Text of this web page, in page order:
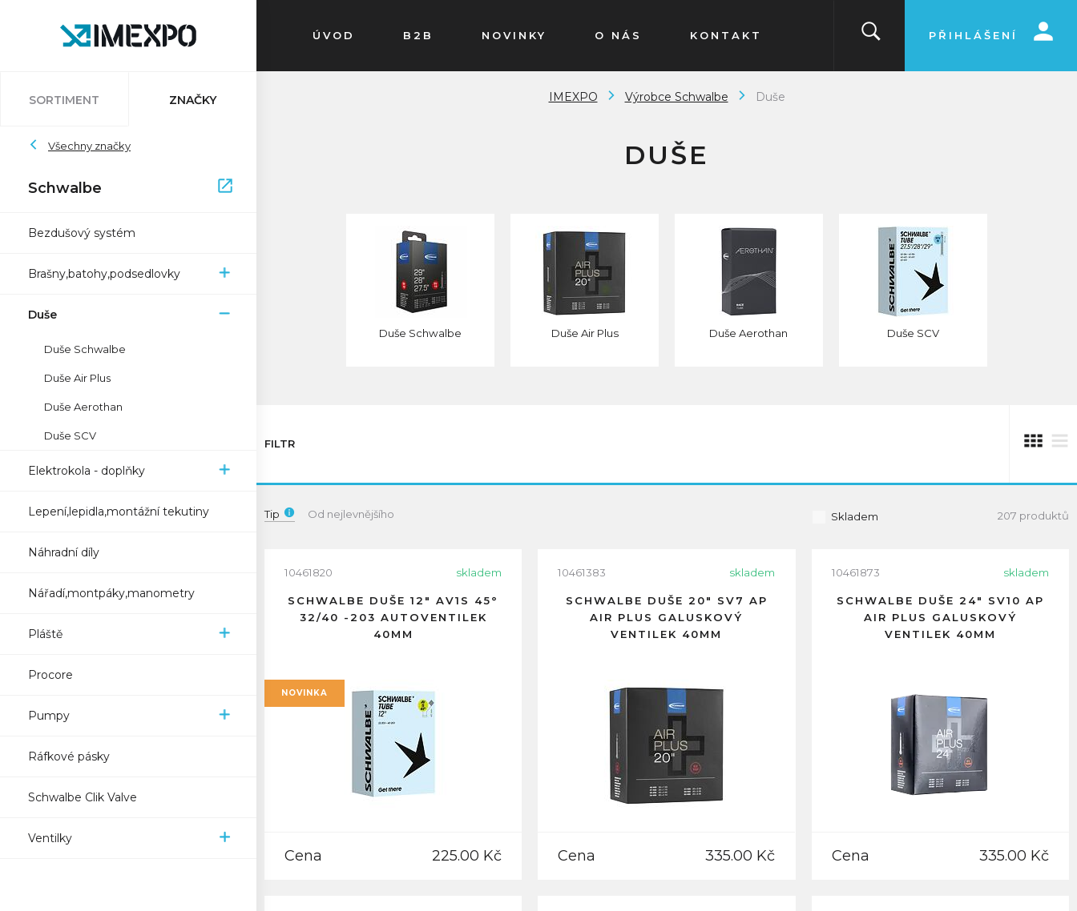
SORTIMENT ZNAČKY
Auvray
Atlantic
Bleedkit
Bosch
Impac
Schwalbe
Všechny značky
Schwalbe
Bezdušový systém
Brašny,batohy,podsedlovky
Duše
Duše Schwalbe
Duše Air Plus
Duše Aerothan
Duše SCV
Elektrokola - doplňky
Lepení,lepidla,montážní tekutiny
Náhradní díly
Nářadí,montpáky,manometry
Pláště
Procore
Pumpy
Ráfkové pásky
Schwalbe Clik Valve
Ventilky
Pletscher
Ryde
Sapim
Trelock
Zefal
XON
ÚVOD B2B NOVINKY O NÁS KONTAKT PŘIHLÁŠENÍ
IMEXPO Výrobce Schwalbe Duše
DUŠE
Duše Schwalbe Duše Air Plus Duše Aerothan Duše SCV
FILTR
Tip Od nejlevnějšího Skladem 207 produktů
10461820 skladem
SCHWALBE DUŠE 12" AV1S 45°
32/40 -203 AUTOVENTILEK
40MM
NOVINKA
Cena 225.00 Kč
10461383 skladem
SCHWALBE DUŠE 20" SV7 AP
AIR PLUS GALUSKOVÝ
VENTILEK 40MM
Cena 335.00 Kč
10461873 skladem
SCHWALBE DUŠE 24" SV10 AP
AIR PLUS GALUSKOVÝ
VENTILEK 40MM
Cena 335.00 Kč